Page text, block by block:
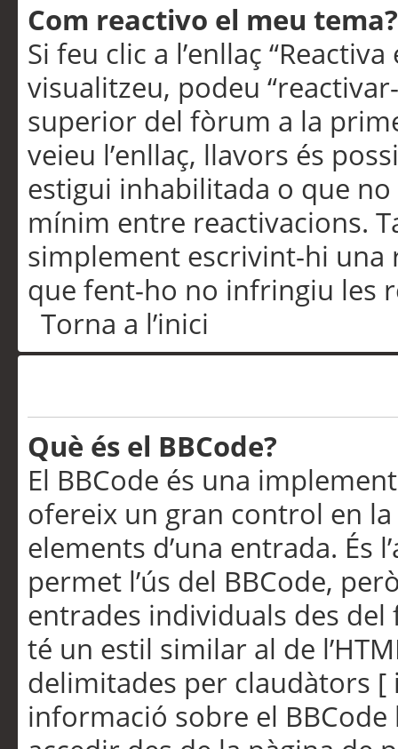
Com reactivo el meu tema?
Si feu clic a l’enllaç
visualitzeu, podeu
superior del fòrum a la
veieu l’enllaç, llavors és
estigui inhabilitada o que
mínim entre reactivacions.
simplement escrivint-hi una
que fent-ho no infringiu les
Torna a l’inici
Què és el BBCode?
El BBCode és una
ofereix un gran control en
elements d’una entrada. És
permet l’ús del BBCode,
entrades individuals des
té un estil similar al de
delimitades per claudàtors [
informació sobre el